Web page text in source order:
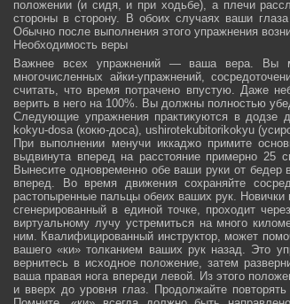
положении (и сидя, и при ходьбе), а плечи
стороны в сторону. В обоих случаях ваши
Обычно после выполнения этого упражнения
Необходимость веры
Важнее всех упражнений — ваша вера. Вы
многочисленных айки-упражнений,
считать, что время потрачено впустую. Даже
верить в него на 100%. Вы должны полностью
Следующие упражнения практикуются в додзе
kokyu-dosa (кокю-доса), ushiro­tekubitori­kokyu
При выполнении менучи иккаджо примите
выдвинута вперед на расстояние примерно 25
Вынесите одновременно обе ваши руки от бедер
вперед. Во время движения сохраняйте
растопыренные пальцы обеих ваших рук.
сгенерированный в единой точке, проходит
виртуальному лучу устремиться на много
ним. Квалифицированный инструктор, может
вашего «ки» толканием ваших рук назад. Это
вернитесь в исходное положение, затем
ваша правая нога впереди левой. Из этого
и вверх до уровня глаз. Продолжайте